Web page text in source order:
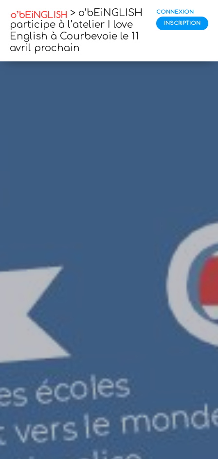
> o’bEiNGLISH
participe à l’atelier I love
English à Courbevoie le 11
avril prochain
CONNEXION
INSCRIPTION